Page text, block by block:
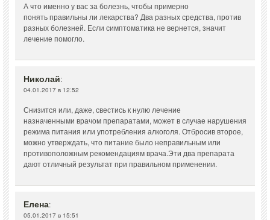
А что именно у вас за болезнь, чтобы примерно
понять правильны ли лекарства? Два разных средства, против
разных болезней. Если симптоматика не вернется, значит
лечение помогло.
Николай:
04.01.2017 в 12:52
Снизится или, даже, свестись к нулю лечение
назначенными врачом препаратами, может в случае нарушения
режима питания или употребления алкоголя. Отбросив второе,
можно утверждать, что питание было неправильным или
противоположным рекомендациям врача.Эти два препарата
дают отличный результат при правильном применении.
Елена:
05.01.2017 в 15:51